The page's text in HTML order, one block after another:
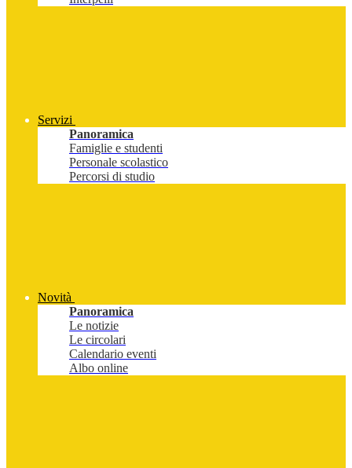
Servizi
Panoramica
Famiglie e studenti
Personale scolastico
Percorsi di studio
Novità
Panoramica
Le notizie
Le circolari
Calendario eventi
Albo online